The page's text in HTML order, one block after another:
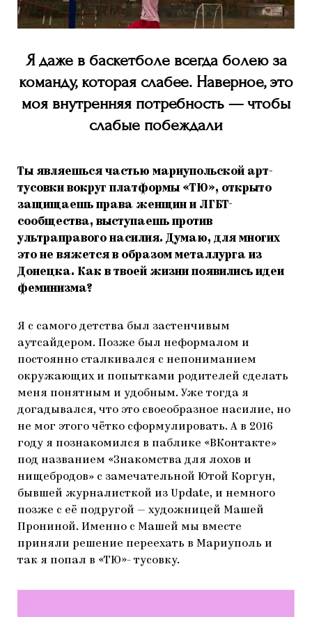
Я даже в баскетболе всегда болею за
команду, которая слабее. Наверное, это
моя внутренняя потребность — чтобы
слабые побеждали
Ты являешься частью мариупольской арт-
тусовки вокруг платформы «ТЮ», открыто
защищаешь права женщин и ЛГБТ-
сообщества, выступаешь против
ультраправого насилия. Думаю, для многих
это не вяжется в образом металлурга из
Донецка. Как в твоей жизни появились идеи
феминизма?
Я с самого детства был застенчивым
аутсайдером. Позже был неформалом и
постоянно сталкивался с непониманием
окружающих и попытками родителей сделать
меня понятным и удобным. Уже тогда я
догадывался, что это своеобразное насилие, но
не мог этого чётко сформулировать. А в 2016
году я познакомился в паблике «ВКонтакте»
под названием «Знакомства для лохов и
нищебродов» с замечательной Ютой Коргун,
бывшей журналисткой из Update, и немного
позже с её подругой — художницей Машей
Прониной. Именно с Машей мы вместе
приняли решение переехать в Мариуполь и
так я попал в «ТЮ»- тусовку.